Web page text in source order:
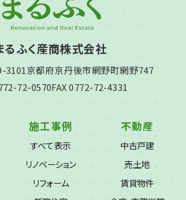
るふく産商株式会社
3101京都府京丹後市網野町網野747
72-0570FAX 0772-72-4331
施工事例
すべて表示
リノベーション
リフォーム
不動産
中古戸建
売土地
賃貸物件